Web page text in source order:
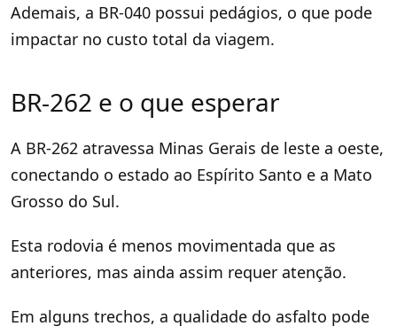
Ademais, a BR-040 possui pedágios, o que pode
impactar no custo total da viagem.
BR-262 e o que esperar
A BR-262 atravessa Minas Gerais de leste a oeste,
conectando o estado ao Espírito Santo e a Mato
Grosso do Sul.
Esta rodovia é menos movimentada que as
anteriores, mas ainda assim requer atenção.
Em alguns trechos, a qualidade do asfalto pode